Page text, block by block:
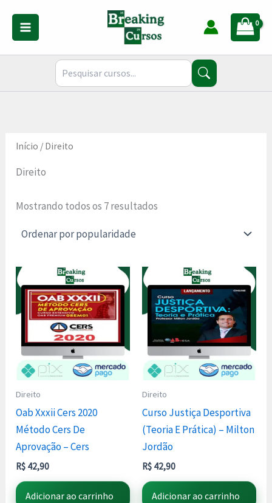
conteúdo
Início / Direito
Direito
Mostrando todos os 7 resultados
por
popularidade
Direito
Oab Xxxii Cers 2020
Método Cers De
Aprovação – Cers
R$ 42,90
Adicionar ao carrinho
Direito
Curso Justiça Desportiva
(Teoria E Prática) – Milton
Jordão
R$ 42,90
Adicionar ao carrinho